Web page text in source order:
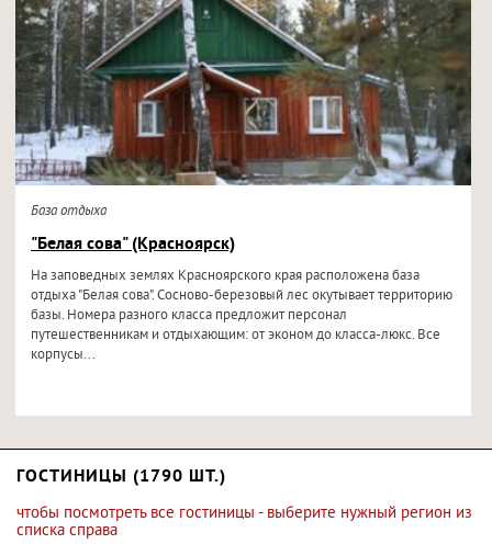
База отдыха
"Белая сова" (Красноярск)
На заповедных землях Красноярского края расположена база
отдыха "Белая сова". Сосново-березовый лес окутывает территорию
базы. Номера разного класса предложит персонал
путешественникам и отдыхающим: от эконом до класса-люкс. Все
корпусы...
ГОСТИНИЦЫ (1790 ШТ.)
чтобы посмотреть все гостиницы - выберите нужный регион из
списка справа